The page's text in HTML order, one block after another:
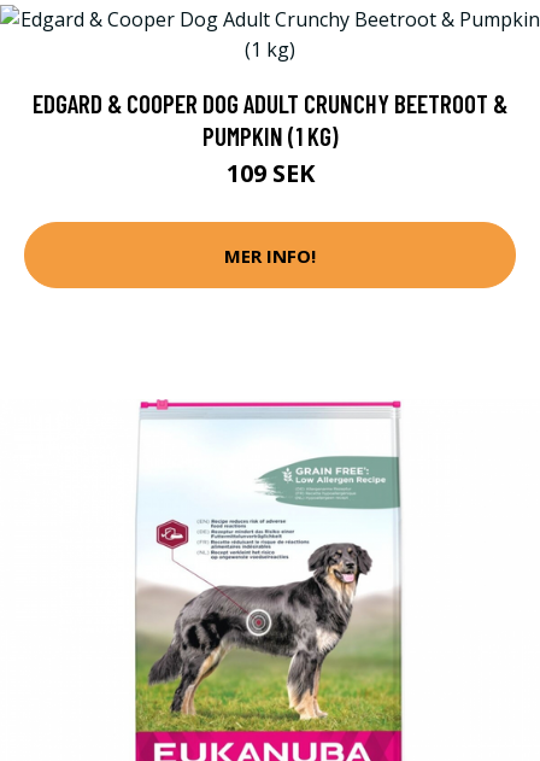
EDGARD & COOPER DOG ADULT CRUNCHY BEETROOT &
PUMPKIN (1 KG)
109 SEK
MER INFO!